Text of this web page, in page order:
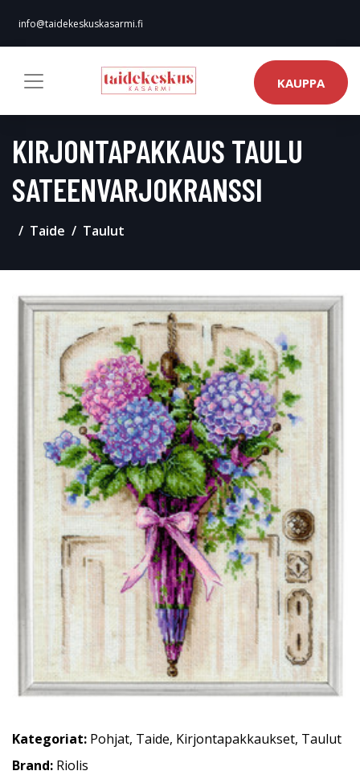
info@taidekeskuskasarmi.fi
KAUPPA
KIRJONTAPAKKAUS TAULU
SATEENVARJOKRANSSI
Taide Taulut
Kategoriat: Pohjat, Taide, Kirjontapakkaukset, Taulut
Brand: Riolis